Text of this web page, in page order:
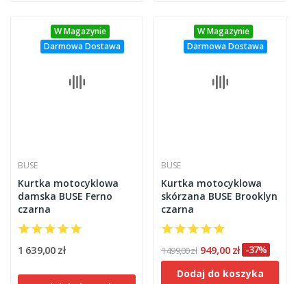
W Magazynie
Darmowa Dostawa
BUSE
Kurtka motocyklowa
damska BUSE Ferno
czarna
1 639,00 zł
W Magazynie
Darmowa Dostawa
BUSE
Kurtka motocyklowa
skórzana BUSE Brooklyn
czarna
1 499,00 zł 949,00 zł -37%
Dodaj do koszyka